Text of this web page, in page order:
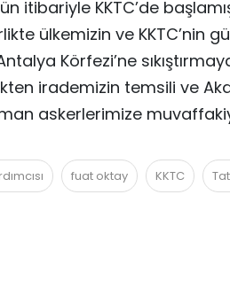
itibariyle KKTC’de
ülkemizin ve KKTC’nin
Körfezi’ne
irademizin temsili ve
askerlerimize
fuat oktay KKTC